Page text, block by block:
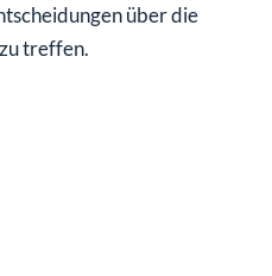
über die
treffen.